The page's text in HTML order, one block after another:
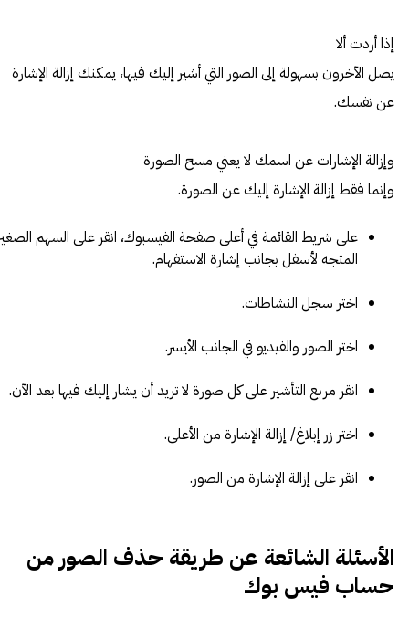
إذا أردت ألا
يصل الآخرون بسهولة إلى الصور التي أشير إليك فيها، يمكنك إزالة الإشارة
عن نفسك.
وإزالة الإشارات عن اسمك لا يعني مسح الصورة
وإنما فقط إزالة الإشارة إليك عن الصورة.
على شريط القائمة في أعلى صفحة الفيسبوك، انقر على السهم
المتجه لأسفل بجانب إشارة الاستفهام.
اختر سجل النشاطات.
اختر الصور والفيديو في الجانب الأيسر.
انقر مربع التأشير على كل صورة لا تريد أن يشار إليك فيها بعد الآن.
اختر زر إبلاغ/ إزالة الإشارة من الأعلى.
انقر على إزالة الإشارة من الصور.
الأسئلة الشائعة عن طريقة حذف الصور من
حساب فيس بوك